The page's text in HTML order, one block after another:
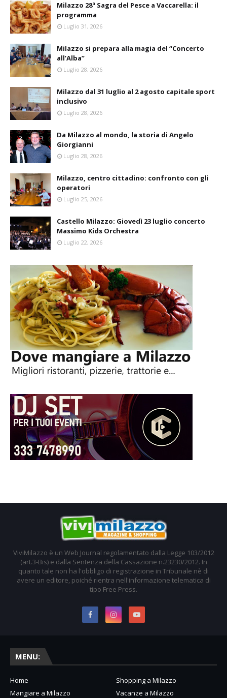
Milazzo 28ª Sagra del Pesce a Vaccarella: il
programma
Luglio 31, 2026
Milazzo si prepara alla magia del “Concerto
all’Alba”
Luglio 28, 2026
Milazzo dal 31 luglio al 2 agosto capitale sport
inclusivo
Luglio 28, 2026
Da Milazzo al mondo, la storia di Angelo
Giorgianni
Luglio 28, 2026
Milazzo, centro cittadino: confronto con gli
operatori
Luglio 25, 2026
Castello Milazzo: Giovedì 23 luglio concerto
Massimo Kids Orchestra
Luglio 22, 2026
ViviMilazzo è un Web Journal regolamentato dalla Legge 103/2012
(art.3-Bis) e dalla Sentenza della Cassazione n.23230/2012. In
quanto tale non ha l'obbligo di registrazione in Tribunale nè di
avere un editore, poiché rientra nell'informazione telematica di
tipo Free Press.
MENU:
Home
Shopping a Milazzo
Mangiare a Milazzo
Vacanze a Milazzo